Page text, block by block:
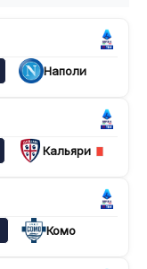
Наполи
Кальяри
Комо